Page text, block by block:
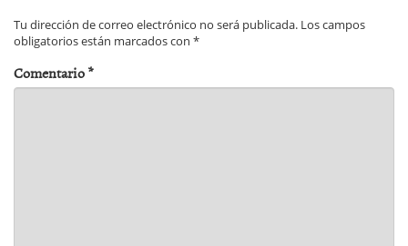
Tu dirección de correo electrónico no será publicada. Los campos
obligatorios están marcados con *
Comentario*